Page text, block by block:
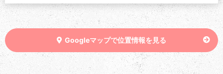
Googleマップで位置情報を見る